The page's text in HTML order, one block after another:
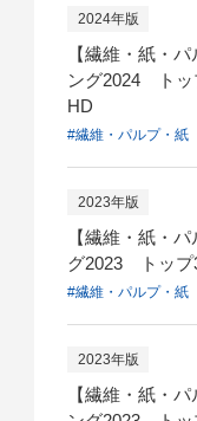
2024年版
【繊維・紙・
ング2024 トッ
HD
#繊維・パルプ・紙
2023年版
【繊維・紙・
グ2023 トップ
#繊維・パルプ・紙
2023年版
【繊維・紙・